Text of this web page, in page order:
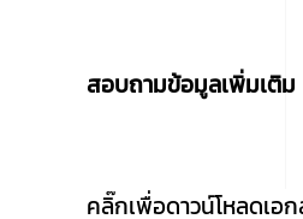
สอบถามข้อมูลเพิ่มเติม
คลิ๊กเพื่อดาวน์โหลดเอ